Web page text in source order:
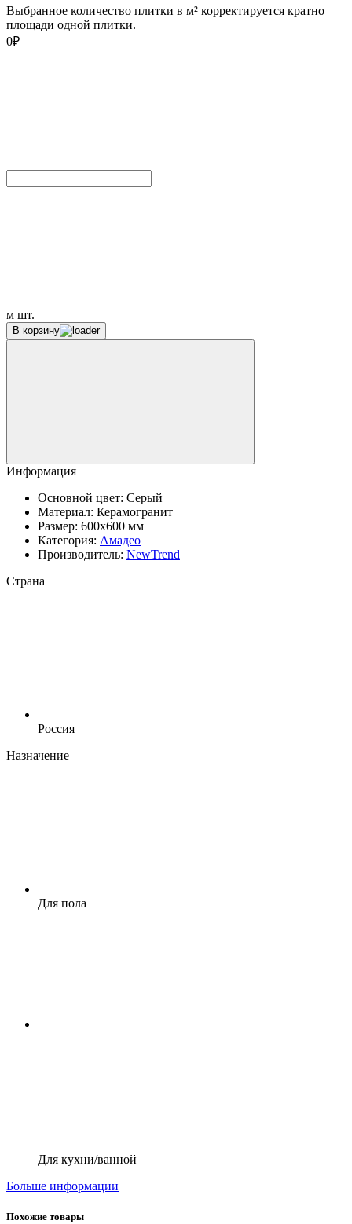
Выбранное количество плитки в м² корректируется кратно
площади одной плитки.
0₽
м шт.
В корзину
Информация
Основной цвет: Серый
Материал: Керамогранит
Размер: 600x600 мм
Категория: Амадео
Производитель: NewTrend
Страна
Россия
Назначение
Для пола
Для кухни/ванной
Больше информации
Похожие товары